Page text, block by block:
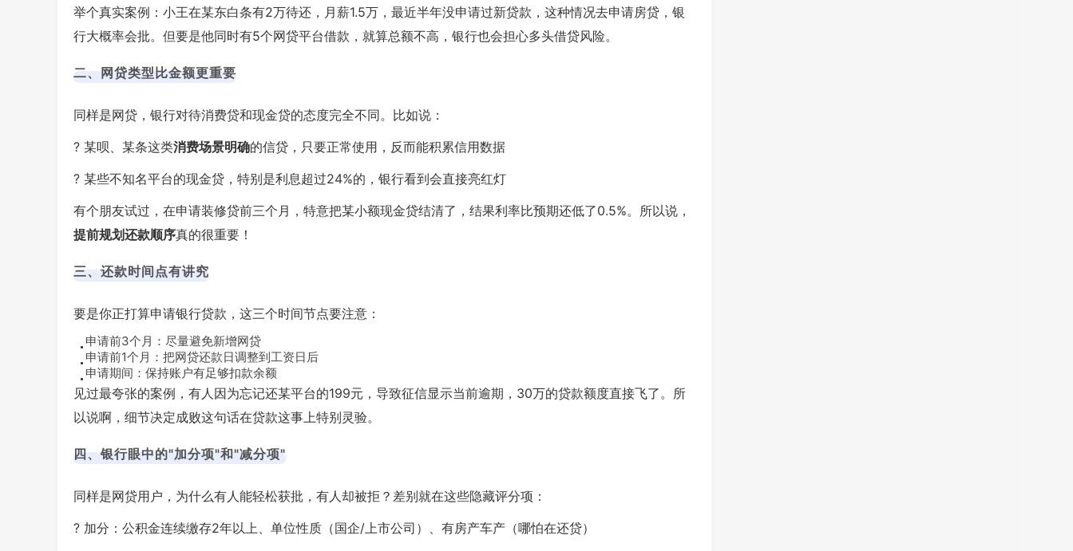
举个真实案例：小王在某东白条有2万待还，月薪1.5万，最近半年没申请过新贷款，这种情况去申请房贷，银
行大概率会批。但要是他同时有5个网贷平台借款，就算总额不高，银行也会担心多头借贷风险。
二、网贷类型比金额更重要
同样是网贷，银行对待消费贷和现金贷的态度完全不同。比如说：
? 某呗、某条这类消费场景明确的信贷，只要正常使用，反而能积累信用数据
? 某些不知名平台的现金贷，特别是利息超过24%的，银行看到会直接亮红灯
有个朋友试过，在申请装修贷前三个月，特意把某小额现金贷结清了，结果利率比预期还低了0.5%。所以说，
提前规划还款顺序真的很重要！
三、还款时间点有讲究
要是你正打算申请银行贷款，这三个时间节点要注意：
申请前3个月：尽量避免新增网贷
申请前1个月：把网贷还款日调整到工资日后
申请期间：保持账户有足够扣款余额
见过最夸张的案例，有人因为忘记还某平台的199元，导致征信显示当前逾期，30万的贷款额度直接飞了。所
以说啊， 细节决定成败这句话在贷款这事上特别灵验。
四、银行眼中的"加分项"和"减分项"
同样是网贷用户，为什么有人能轻松获批，有人却被拒？差别就在这些隐藏评分项：
? 加分：公积金连续缴存2年以上、单位性质（国企/上市公司）、有房产车产（哪怕在还贷）